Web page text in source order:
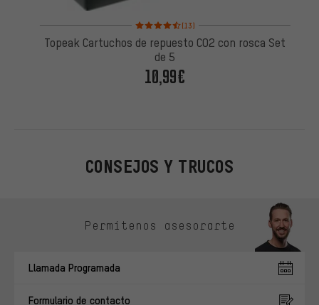
Valoración media: 4,5 de 5 basada en 13 reseñas
(13)
Topeak Cartuchos de repuesto CO2 con rosca Set
de 5
10,99€
CONSEJOS Y TRUCOS
Permítenos asesorarte
Llamada Programada
Formulario de contacto